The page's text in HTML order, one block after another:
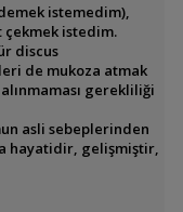
istemedim),
çekmek istedim.
discus
de mukoza atmak
gerekliliği
asli sebeplerinden
hayatidir, gelişmiştir,